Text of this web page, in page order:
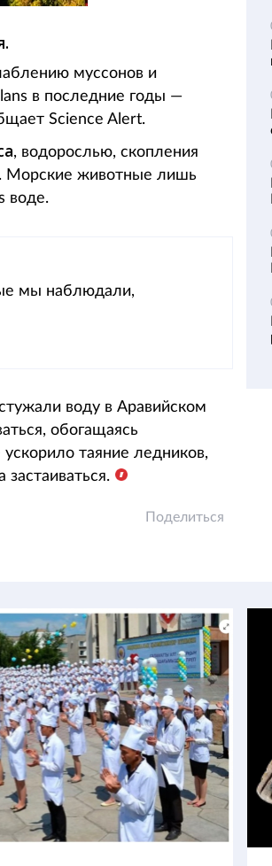
муссонов и
в последние годы —
Science Alert.
, водорослью, скопления
Морские животные лишь
воде.
мы наблюдали,
воду в Аравийском
обогащаясь
таяние ледников,
Поделиться